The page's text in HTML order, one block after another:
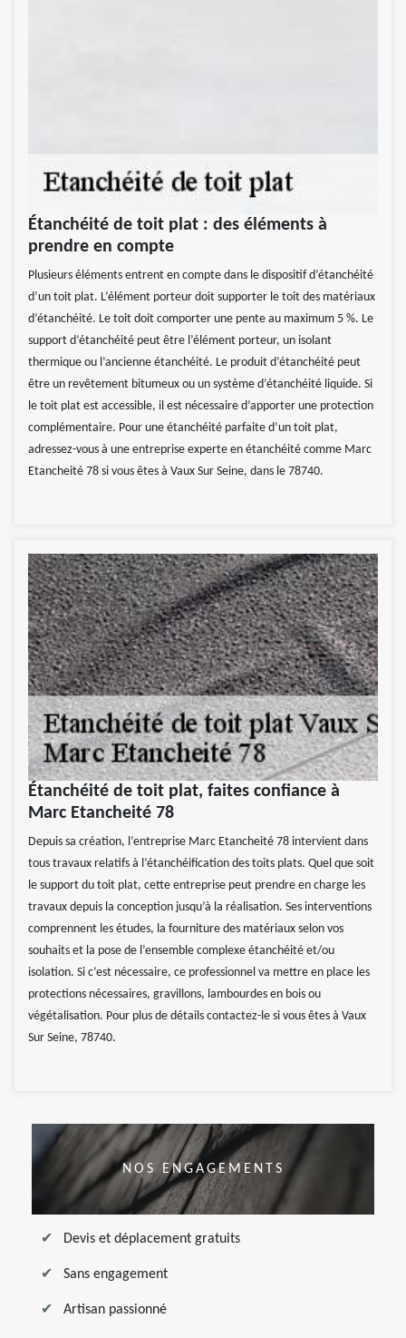
Étanchéité de toit plat : des éléments à
prendre en compte
Plusieurs éléments entrent en compte dans le dispositif d’étanchéité
d’un toit plat. L’élément porteur doit supporter le toit des matériaux
d’étanchéité. Le toit doit comporter une pente au maximum 5 %. Le
support d’étanchéité peut être l’élément porteur, un isolant
thermique ou l’ancienne étanchéité. Le produit d’étanchéité peut
être un revêtement bitumeux ou un système d’étanchéité liquide. Si
le toit plat est accessible, il est nécessaire d’apporter une protection
complémentaire. Pour une étanchéité parfaite d’un toit plat,
adressez-vous à une entreprise experte en étanchéité comme Marc
Etancheité 78 si vous êtes à Vaux Sur Seine, dans le 78740.
Étanchéité de toit plat, faites confiance à
Marc Etancheité 78
Depuis sa création, l’entreprise Marc Etancheité 78 intervient dans
tous travaux relatifs à l’étanchéification des toits plats. Quel que soit
le support du toit plat, cette entreprise peut prendre en charge les
travaux depuis la conception jusqu’à la réalisation. Ses interventions
comprennent les études, la fourniture des matériaux selon vos
souhaits et la pose de l’ensemble complexe étanchéité et/ou
isolation. Si c’est nécessaire, ce professionnel va mettre en place les
protections nécessaires, gravillons, lambourdes en bois ou
végétalisation. Pour plus de détails contactez-le si vous êtes à Vaux
Sur Seine, 78740.
NOS ENGAGEMENTS
Devis et déplacement gratuits
Sans engagement
Artisan passionné